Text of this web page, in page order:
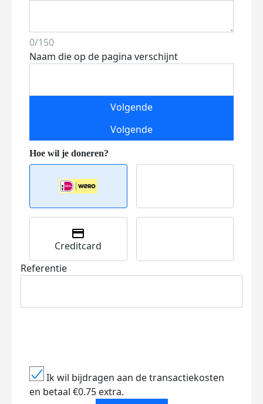
0/150
Naam die op de pagina verschijnt
Volgende
Volgende
Creditcard
Referentie
Ik wil bijdragen aan de transactiekosten
en betaal €0.75 extra.